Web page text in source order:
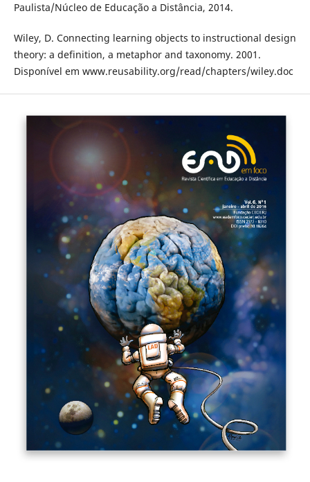
Paulista/Núcleo de Educação a Distância, 2014.
Wiley, D. Connecting learning objects to instructional design
theory: a definition, a metaphor and taxonomy. 2001.
Disponí­vel em www.reusability.org/read/chapters/wiley.doc